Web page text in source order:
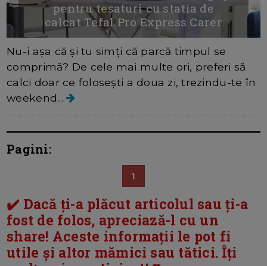
pentru tesaturi cu statia de
calcat Tefal Pro Express Carer
Nu-i așa că și tu simți că parcă timpul se
comprimă? De cele mai multe ori, preferi să
calci doar ce folosești a doua zi, trezindu-te în
weekend...
Pagini:
1
✔️ Dacă ți-a plăcut articolul sau ți-a
fost de folos, apreciază-l cu un
share! Aceste informații le pot fi
utile și altor mămici sau tătici. Îți